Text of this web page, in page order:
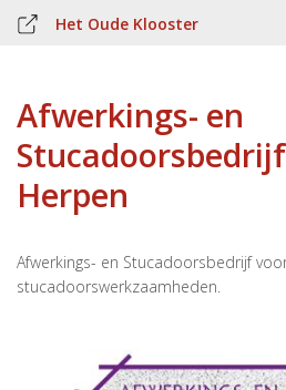
Het Oude Klooster
Afwerkings- en
Herpen
Afwerkings- en Stucadoorsbedrijf
stucadoorswerkzaamheden.